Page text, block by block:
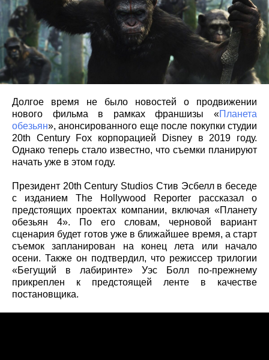
Долгое время не было новостей о продвижении
нового фильма в рамках франшизы «Планета
обезьян», анонсированного еще после покупки студии
20th Century Fox корпорацией Disney в 2019 году.
Однако теперь стало известно, что съемки планируют
начать уже в этом году.
Президент 20th Century Studios Стив Эсбелл в беседе
с изданием The Hollywood Reporter рассказал о
предстоящих проектах компании, включая «Планету
обезьян 4». По его словам, черновой вариант
сценария будет готов уже в ближайшее время, а старт
съемок запланирован на конец лета или начало
осени. Также он подтвердил, что режиссер трилогии
«Бегущий в лабиринте» Уэс Болл по-прежнему
прикреплен к предстоящей ленте в качестве
постановщика.